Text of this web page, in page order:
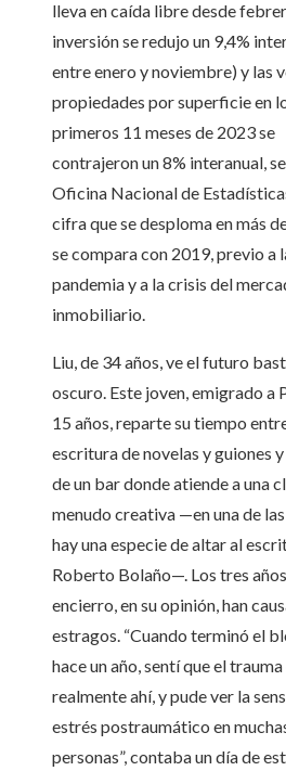
lleva en caída libre desde
inversión se redujo un 9,4%
entre enero y noviembre) y las
propiedades por superficie en
primeros 11 meses de 2023 se
contrajeron un 8% interanual,
Oficina Nacional de
cifra que se desploma en más
se compara con 2019, previo a
pandemia y a la crisis del
inmobiliario.
Liu, de 34 años, ve el futuro
oscuro. Este joven, emigrado a
15 años, reparte su tiempo
escritura de novelas y guiones
de un bar donde atiende a una
menudo creativa —en una de
hay una especie de altar al
Roberto Bolaño—. Los tres
encierro, en su opinión, han
estragos. “Cuando terminó el
hace un año, sentí que el
realmente ahí, y pude ver la
estrés postraumático en
personas”, contaba un día de